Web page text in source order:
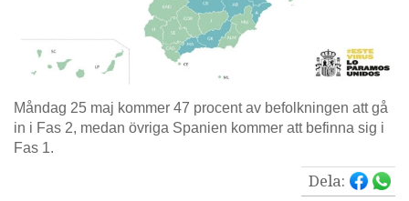
Måndag 25 maj kommer 47 procent av befolkningen att gå
in i Fas 2, medan övriga Spanien kommer att befinna sig i
Fas 1.
Dela: